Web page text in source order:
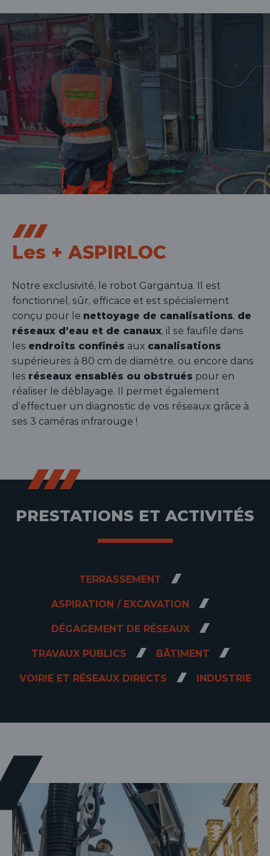
Les + ASPIRLOC
Notre exclusivité, le robot Gargantua. Il est
fonctionnel, sûr, efficace et est spécialement
conçu pour le nettoyage de canalisations, de
réseaux d’eau et de canaux, il se faufile dans
les endroits confinés aux canalisations
supérieures à 80 cm de diamètre, ou encore dans
les réseaux ensablés ou obstrués pour en
réaliser le déblayage. Il permet également
d’effectuer un diagnostic de vos réseaux grâce à
ses 3 caméras infrarouge !
PRESTATIONS ET ACTIVITÉS
TERRASSEMENT
ASPIRATION / EXCAVATION
DÉGAGEMENT DE RÉSEAUX
TRAVAUX PUBLICS BÂTIMENT
VOIRIE ET RÉSEAUX DIRECTS INDUSTRIE